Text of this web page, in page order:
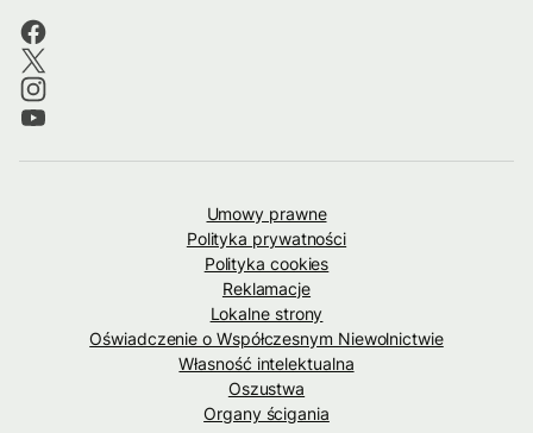
Umowy prawne
Polityka prywatności
Polityka cookies
Reklamacje
Lokalne strony
Oświadczenie o Współczesnym Niewolnictwie
Własność intelektualna
Oszustwa
Organy ścigania